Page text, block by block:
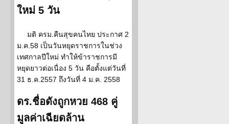
ใหม่ 5 วัน
มติ ครม.คืนสุขคนไทย ประกาศ 2
ม.ค.58 เป็นวันหยุดราชการในช่วง
เทศกาลปีใหม่ ทำให้ข้าราชการมี
หยุดยาวต่อเนื่อง 5 วัน คือตั้งแต่วันที่
31 ธ.ค.2557 ถึงวันที่ 4 ม.ค. 2558
ดร.ชื่อดังถูกหวย 468 คู่
มูลค่าเฉียดล้าน